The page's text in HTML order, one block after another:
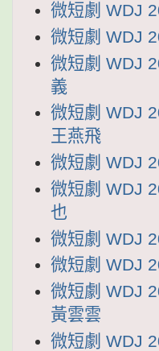
微短劇 WDJ
微短劇 WDJ
微短劇 WDJ
義
微短劇 WDJ
王燕飛
微短劇 WDJ
微短劇 WDJ
也
微短劇 WDJ
微短劇 WDJ
微短劇 WDJ
黃雲雲
微短劇 WDJ